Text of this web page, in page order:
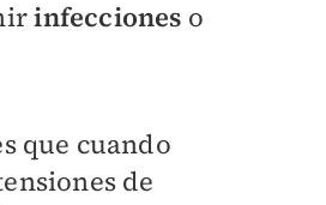
infecciones o
que cuando
de